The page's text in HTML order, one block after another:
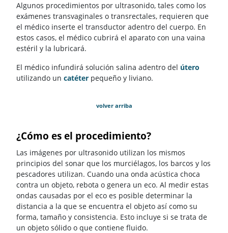
Algunos procedimientos por ultrasonido, tales como los
exámenes transvaginales o transrectales, requieren que
el médico inserte el transductor adentro del cuerpo. En
estos casos, el médico cubrirá el aparato con una vaina
estéril y la lubricará.
El médico infundirá solución salina adentro del útero
utilizando un catéter pequeño y liviano.
volver arriba
¿Cómo es el procedimiento?
Las imágenes por ultrasonido utilizan los mismos
principios del sonar que los murciélagos, los barcos y los
pescadores utilizan. Cuando una onda acústica choca
contra un objeto, rebota o genera un eco. Al medir estas
ondas causadas por el eco es posible determinar la
distancia a la que se encuentra el objeto así como su
forma, tamaño y consistencia. Esto incluye si se trata de
un objeto sólido o que contiene fluido.